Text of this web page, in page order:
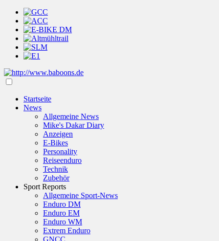
Startseite
News
Allgemeine News
Mike's Dakar Diary
Anzeigen
E-Bikes
Personality
Reiseenduro
Technik
Zubehör
Sport Reports
Allgemeine Sport-News
Enduro DM
Enduro EM
Enduro WM
Extrem Enduro
GNCC